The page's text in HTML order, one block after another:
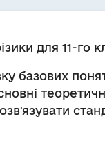
для 11-го
базових